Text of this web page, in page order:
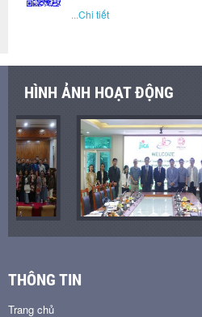
Chi tiết
HÌNH ẢNH HOẠT ĐỘNG
THÔNG TIN
Trang chủ